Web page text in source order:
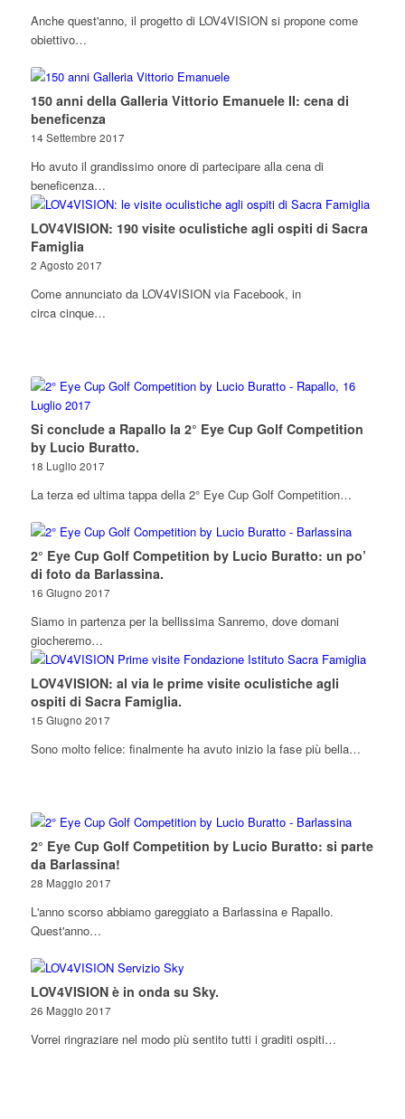
Anche quest'anno, il progetto di LOV4VISION si propone come
obiettivo…
150 anni della Galleria Vittorio Emanuele II: cena di
beneficenza
14 Settembre 2017
Ho avuto il grandissimo onore di partecipare alla cena di
beneficenza…
LOV4VISION: 190 visite oculistiche agli ospiti di Sacra
Famiglia
2 Agosto 2017
Come annunciato da LOV4VISION via Facebook, in
circa cinque…
Si conclude a Rapallo la 2° Eye Cup Golf Competition
by Lucio Buratto.
18 Luglio 2017
La terza ed ultima tappa della 2° Eye Cup Golf Competition…
2° Eye Cup Golf Competition by Lucio Buratto: un po’
di foto da Barlassina.
16 Giugno 2017
Siamo in partenza per la bellissima Sanremo, dove domani
giocheremo…
LOV4VISION: al via le prime visite oculistiche agli
ospiti di Sacra Famiglia.
15 Giugno 2017
Sono molto felice: finalmente ha avuto inizio la fase più bella…
2° Eye Cup Golf Competition by Lucio Buratto: si parte
da Barlassina!
28 Maggio 2017
L'anno scorso abbiamo gareggiato a Barlassina e Rapallo.
Quest'anno…
LOV4VISION è in onda su Sky.
26 Maggio 2017
Vorrei ringraziare nel modo più sentito tutti i graditi ospiti…